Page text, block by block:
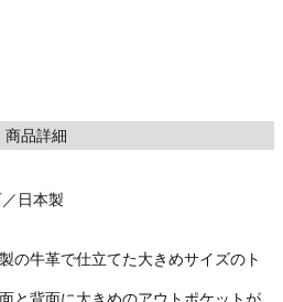
商品詳細
日本製
の牛革で仕立てた大きめサイズのト